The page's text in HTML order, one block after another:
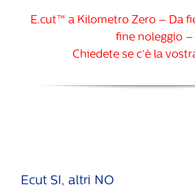
E.cut™ a Kilometro Zero – Da
fine noleggio –
Chiedete se c’è la
Ecut SI, altri NO